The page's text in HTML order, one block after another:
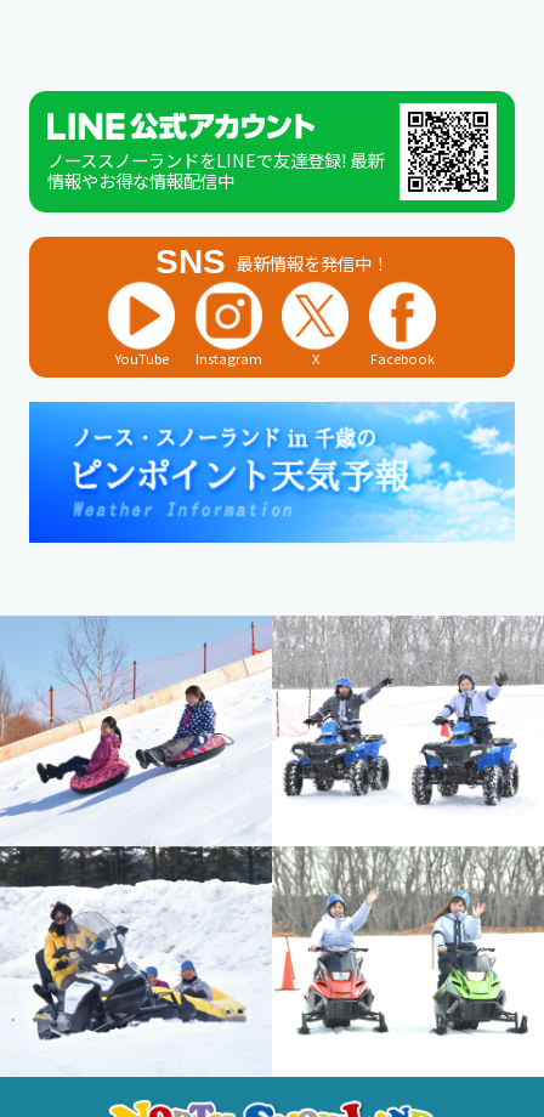
ノーススノーランドをLINEで友達登録! 最新
情報やお得な情報配信中
SNS 最新情報を発信中！
YouTube Instagram X Facebook